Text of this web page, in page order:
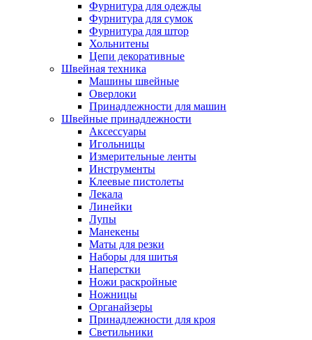
Фурнитура для одежды
Фурнитура для сумок
Фурнитура для штор
Хольнитены
Цепи декоративные
Швейная техника
Машины швейные
Оверлоки
Принадлежности для машин
Швейные принадлежности
Аксессуары
Игольницы
Измерительные ленты
Инструменты
Клеевые пистолеты
Лекала
Линейки
Лупы
Манекены
Маты для резки
Наборы для шитья
Наперстки
Ножи раскройные
Ножницы
Органайзеры
Принадлежности для кроя
Светильники